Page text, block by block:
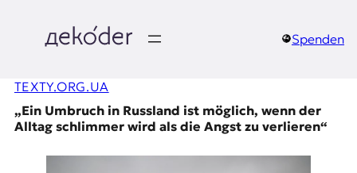
springen
e
k
Spenden
TEXTY.ORG.UA
„Ein Umbruch in Russland ist möglich, wenn der
Alltag schlimmer wird als die Angst zu verlieren“